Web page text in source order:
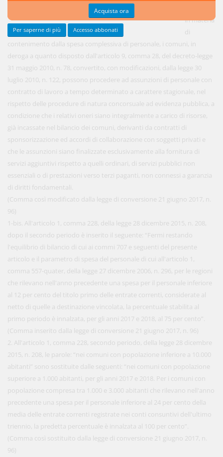
in materia
di
contenimento dalla spesa complessiva di personale, i comuni, in
deroga a quanto disposto dall'articolo 9, comma 28, del decreto-legge
31 maggio 2010, n. 78, convertito, con modificazioni, dalla legge 30
luglio 2010, n. 122, possono procedere ad assunzioni di personale con
contratto di lavoro a tempo determinato a carattere stagionale, nel
rispetto delle procedure di natura concorsuale ad evidenza pubblica, a
condizione che i relativi oneri siano integralmente a carico di risorse,
già incassate nel bilancio dei comuni, derivanti da contratti di
sponsorizzazione ed accordi di collaborazione con soggetti privati e
che le assunzioni siano finalizzate esclusivamente alla fornitura di
servizi aggiuntivi rispetto a quelli ordinari, di servizi pubblici non
essenziali o di prestazioni verso terzi paganti, non connessi a garanzia
di diritti fondamentali.
(Comma così modificato dalla legge di conversione 21 giugno 2017, n.
96)
1-bis. All'articolo 1, comma 228, della legge 28 dicembre 2015, n. 208,
dopo il secondo periodo è inserito il seguente: “Fermi restando
l'equilibrio di bilancio di cui ai commi 707 e seguenti del presente
articolo e il parametro di spesa del personale di cui all'articolo 1,
comma 557-quater, della legge 27 dicembre 2006, n. 296, per le regioni
che rilevano nell'anno precedente una spesa per il personale inferiore
al 12 per cento del titolo primo delle entrate correnti, considerate al
netto di quelle a destinazione vincolata, la percentuale stabilita al
primo periodo è innalzata, per gli anni 2017 e 2018, al 75 per cento”.
(Comma inserito dalla legge di conversione 21 giugno 2017, n. 96)
2. All'articolo 1, comma 228, secondo periodo, della legge 28 dicembre
2015, n. 208, le parole: “nei comuni con popolazione inferiore a 10.000
abitanti” sono sostituite dalle seguenti: “nei comuni con popolazione
superiore a 1.000 abitanti, per gli anni 2017 e 2018. Per i comuni con
popolazione compresa tra 1.000 e 3.000 abitanti che rilevano nell'anno
precedente una spesa per il personale inferiore al 24 per cento della
media delle entrate correnti registrate nei conti consuntivi dell'ultimo
triennio, la predetta percentuale è innalzata al 100 per cento”.
(Comma così sostituito dalla legge di conversione 21 giugno 2017, n.
96)
Acquista ora
Per saperne di più Accesso abbonati